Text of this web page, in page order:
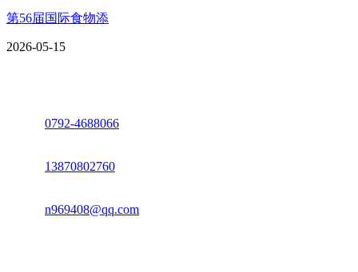
第56届国际食物添
2026-05-15
0792-4688066
13870802760
n969408@qq.com